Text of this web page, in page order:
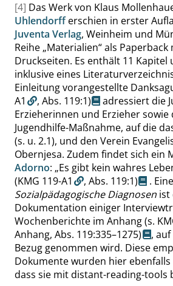
[4] Das Werk von Klaus
Uhlendorfferschien in erster
Juventa Verlag, Weinheim und
Reihe „Materialien“als Paperback
Druckseiten. Es enthält 11 Kapitel
inklusive eines
Einleitung vorangestellte
A1
, Abs. 119:1)
adressiert die
Erzieherinnen und Erzieher sowie
Jugendhilfe-Maßnahme, auf die
(s. u. 2.1), und den Verein
Obernjesa. Zudem findet sich ein
Adorno: „Es gibt kein wahres
(KMG 119-A1
, Abs. 119:1)
.
Sozialpädagogische Diagnosen ist
Dokumentation einiger
Wochenberichte im Anhang(s.
Anhang, Abs. 119:335–1275)
,
Bezug genommen wird. Diese
Dokumente wurden hier ebenfalls
dass sie mit distant-reading-tools